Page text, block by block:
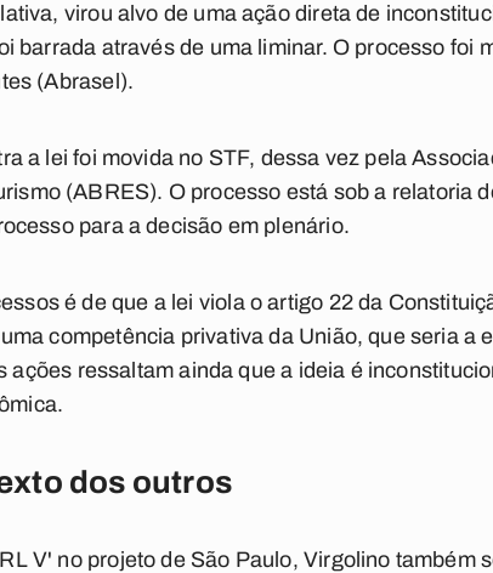
virou alvo de uma ação direta de
barrada através de uma liminar. O processo foi
(Abrasel).
a lei foi movida no STF, dessa vez pela
(ABRES). O processo está sob a relatoria
para a decisão em plenário.
é de que a lei viola o artigo 22 da
competência privativa da União, que seria a
ações ressaltam ainda que a ideia é
dos outros
V' no projeto de São Paulo, Virgolino também